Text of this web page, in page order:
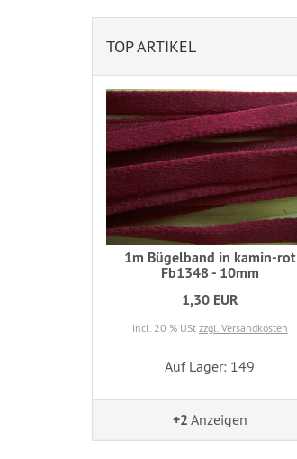
TOP ARTIKEL
1m Bügelband in kamin-rot
Fb1348 - 10mm
1,30 EUR
incl. 20 % USt zzgl. Versandkosten
Auf Lager: 149
+2 Anzeigen